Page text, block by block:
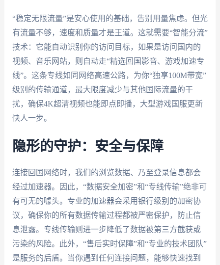
“稳定无限流量”是安心使用的基础，告别用量焦虑。但光
有流量不够，速度和质量才是王道。这就需要“智能分流”
技术：它能自动识别你的访问目标，如果是访问国内的
视频、音乐网站，则自动走“精选回国影音、游戏加速专
线”。这条专线如同网络高速公路，为你“独享100M带宽”
级别的传输通道，最大限度减少与其他国际流量的干
扰，确保4K超清视频也能即点即播，大型游戏国服更新
快人一步。
隐形的守护：安全与保障
连接回国网络时，我们的浏览数据、乃至登录信息都会
经过加速器。因此，“数据安全加密”和“专线传输”绝非可
有可无的噱头。专业的加速器会采用银行级别的加密协
议，确保你的所有数据传输过程都被严密保护，防止信
息泄露。专线传输则进一步降低了数据被第三方截获或
污染的风险。此外，“售后实时保障”和“专业的技术团队”
是服务的后盾。当你遇到任何连接问题，能够快速找到